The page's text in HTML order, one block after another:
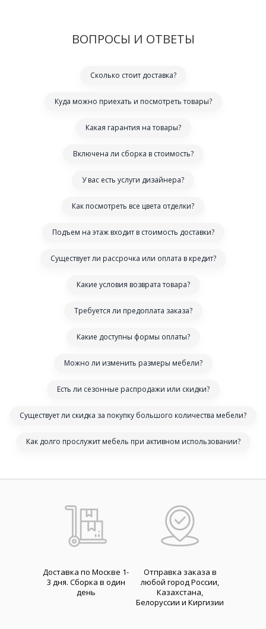
ВОПРОСЫ И ОТВЕТЫ
Сколько стоит доставка?
Куда можно приехать и посмотреть товары?
Какая гарантия на товары?
Включена ли сборка в стоимость?
У вас есть услуги дизайнера?
Как посмотреть все цвета отделки?
Подъем на этаж входит в стоимость доставки?
Существует ли рассрочка или оплата в кредит?
Какие условия возврата товара?
Требуется ли предоплата заказа?
Какие доступны формы оплаты?
Можно ли изменить размеры мебели?
Есть ли сезонные распродажи или скидки?
Существует ли скидка за покупку большого количества мебели?
Как долго прослужит мебель при активном использовании?
Доставка по Москве 1-
3 дня. Cборка в один
день
Отправка заказа в
любой город России,
Казахстана,
Белоруссии и Киргизии